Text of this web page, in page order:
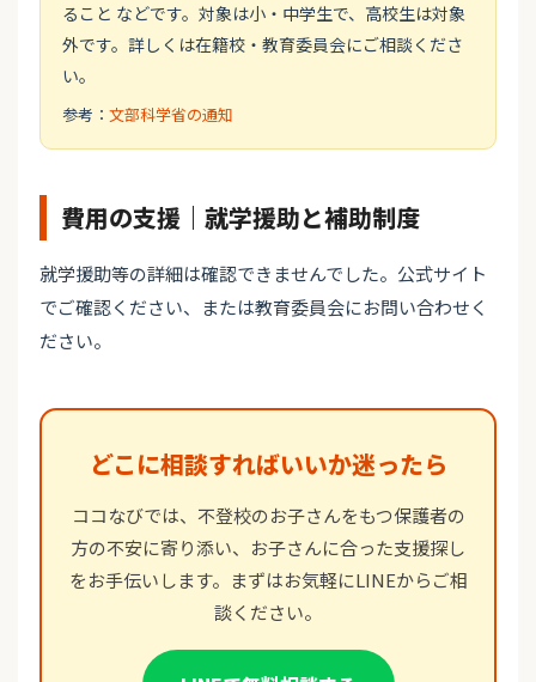
ること などです。対象は小・中学生で、高校生は対象
外です。詳しくは在籍校・教育委員会にご相談くださ
い。
参考： 文部科学省の通知
費用の支援｜就学援助と補助制度
就学援助等の詳細は確認できませんでした。公式サイト
でご確認ください、または教育委員会にお問い合わせく
ださい。
どこに相談すればいいか迷ったら
ココなびでは、不登校のお子さんをもつ保護者の
方の不安に寄り添い、お子さんに合った支援探し
をお手伝いします。まずはお気軽にLINEからご相
談ください。